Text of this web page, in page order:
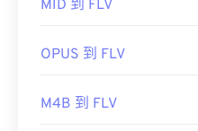
由於 FLV 基於開放標準
體播放器 、Zoom Player
MID 到 FLV
OPUS 到 FLV
M4B 到 FLV